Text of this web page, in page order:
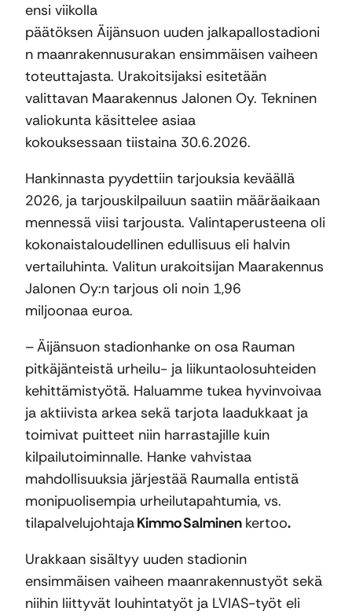
ensi viikolla
päätöksen Äijänsuon uuden jalkapallostadioni
n maanrakennusurakan ensimmäisen vaiheen
toteuttajasta. Urakoitsijaksi esitetään
valittavan Maarakennus Jalonen Oy. Tekninen
valiokunta käsittelee asiaa
kokouksessaan tiistaina 30.6.2026.
Hankinnasta pyydettiin tarjouksia keväällä
2026, ja tarjouskilpailuun saatiin määräaikaan
mennessä viisi tarjousta. Valintaperusteena oli
kokonaistaloudellinen edullisuus eli halvin
vertailuhinta. Valitun urakoitsijan Maarakennus
Jalonen Oy:n tarjous oli noin 1,96
miljoonaa euroa.
– Äijänsuon stadionhanke on osa Rauman
pitkäjänteistä urheilu- ja liikuntaolosuhteiden
kehittämistyötä. Haluamme tukea hyvinvoivaa
ja aktiivista arkea sekä tarjota laadukkaat ja
toimivat puitteet niin harrastajille kuin
kilpailutoiminnalle. Hanke vahvistaa
mahdollisuuksia järjestää Raumalla entistä
monipuolisempia urheilutapahtumia, vs.
tilapalvelujohtajaKimmo Salminen kertoo.
Urakkaan sisältyy uuden stadionin
ensimmäisen vaiheen maanrakennustyöt sekä
niihin liittyvät louhintatyöt ja LVIAS-työt eli